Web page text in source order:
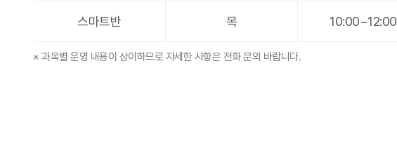
스마트반 목 10:00~12:00
※ 과목별 운영 내용이 상이하므로 자세한 사항은 전화 문의 바랍니다.